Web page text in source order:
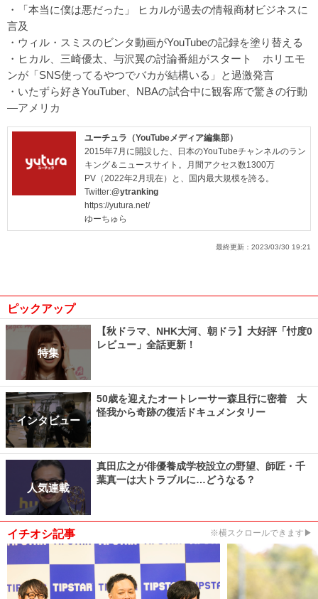
・
「本当に僕は悪だった」 ヒカルが過去の情報商材ビジネスに
言及
・ ウィル・スミスのビンタ動画がYouTubeの記録を塗り替える
・ ヒカル、三崎優太、与沢翼の討論番組がスタート ホリエモ
ンが「SNS使ってるやつでバカが結構いる」と過激発言
・ いたずら好きYouTuber、NBAの試合中に観客席で驚きの行動
―アメリカ
ユーチュラ（YouTubeメディア編集部）
2015年7月に開設した、日本のYouTubeチャンネルのラン
キング＆ニュースサイト。月間アクセス数1300万
PV（2022年2月現在）と、国内最大規模を誇る。
Twitter:@ytranking
https://yutura.net/
ゆーちゅら
最終更新： 2023/03/30 19:21
ピックアップ
特集
【秋ドラマ、NHK大河、朝ドラ】大好評「忖度0
レビュー」全話更新！
インタビュー
50歳を迎えたオートレーサー森且行に密着 大
怪我から奇跡の復活ドキュメンタリー
人気連載
真田広之が俳優養成学校設立の野望、師匠・千
葉真一は大トラブルに…どうなる？
イチオシ記事 ※横スクロールできます▶